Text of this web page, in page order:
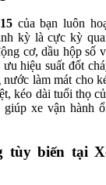
của bạn luôn
kỳ là cực kỳ
cơ, dầu hộp số
hiệu suất đốt
làm mát cho
kéo dài tuổi thọ
xe vận hành
tùy biến tại